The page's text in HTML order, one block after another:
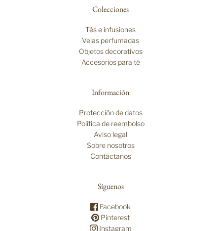
Colecciones
Tés e infusiones
Velas perfumadas
Objetos decorativos
Accesorios para té
Información
Protección de datos
Política de reembolso
Aviso legal
Sobre nosotros
Contáctanos
Síguenos
Facebook
Pinterest
Instagram